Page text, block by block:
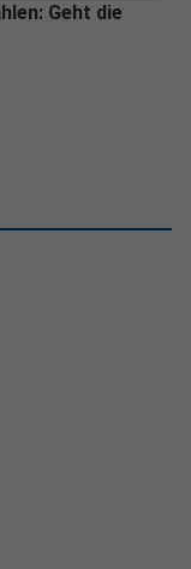
Geht die